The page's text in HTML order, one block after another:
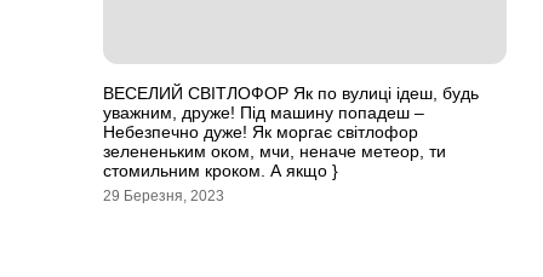
ВЕСЕЛИЙ СВІТЛОФОР Як по вулиці ідеш, будь
уважним, друже! Під машину попадеш –
Небезпечно дуже! Як моргає світлофор
зелененьким оком, мчи, неначе метеор, ти
стомильним кроком. А якщо }
29 Березня, 2023